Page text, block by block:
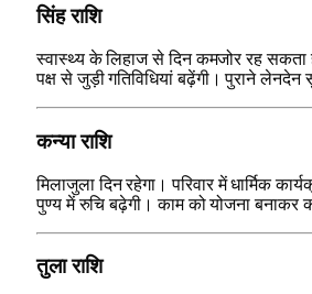
सिंह राशि
स्वास्थ्य के लिहाज से दिन कमजोर रह
पक्ष से जुड़ी गतिविधियां बढ़ेंगी। पुराने
कन्या राशि
मिलाजुला दिन रहेगा। परिवार में धार्मिक
पुण्य में रुचि बढ़ेगी। काम को योजना बनाकर
तुला राशि